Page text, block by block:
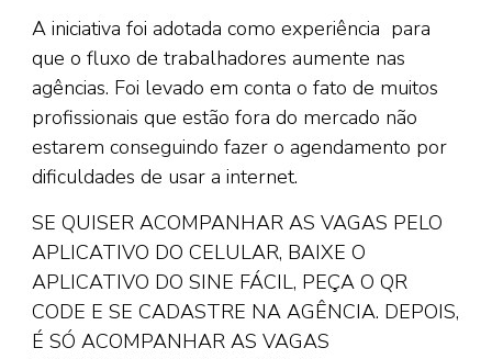
A iniciativa foi adotada como experiência para
que o fluxo de trabalhadores aumente nas
agências. Foi levado em conta o fato de muitos
profissionais que estão fora do mercado não
estarem conseguindo fazer o agendamento por
dificuldades de usar a internet.
SE QUISER ACOMPANHAR AS VAGAS PELO
APLICATIVO DO CELULAR, BAIXE O
APLICATIVO DO SINE FÁCIL, PEÇA O QR
CODE E SE CADASTRE NA AGÊNCIA. DEPOIS,
É SÓ ACOMPANHAR AS VAGAS